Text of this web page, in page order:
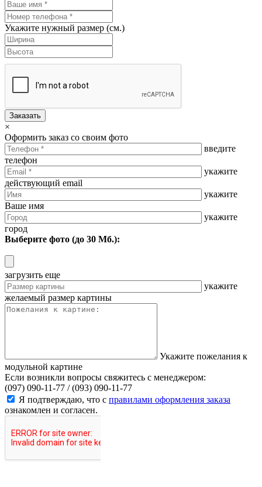
Укажите нужный размер (см.)
Заказать
×
Оформить заказ со своим фото
введите
телефон
укажите
действующий email
укажите
Ваше имя
укажите
город
Выберите фото (до 30 Мб.):
загрузить еще
укажите
желаемый размер картины
Укажите пожелания к
модульной картине
Если возникли вопросы свяжитесь с менеджером:
(097) 090-11-77 /(093) 090-11-77
Я подтверждаю, что с правилами оформления заказа
ознакомлен и согласен.